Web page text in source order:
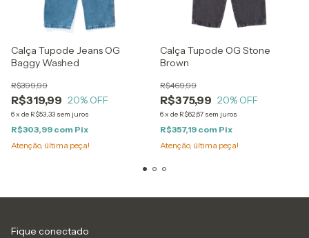
Calça Tupode Jeans OG
Baggy Washed
R$319,99
R$399,99
20% OFF
6x de R$53,33 sem juros
R$303,99 com Pix
Atenção, última peça!
Calça Tupode OG Stone
Brown
R$375,99
R$469,99
20% OFF
6x de R$62,67 sem juros
R$357,19 com Pix
Atenção, última peça!
Fique conectado